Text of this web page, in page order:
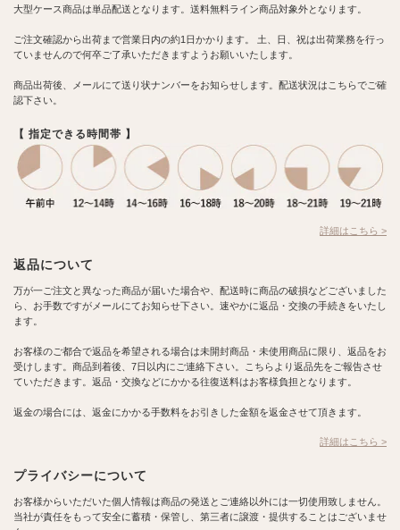
大型ケース商品は単品配送となります。送料無料ライン商品対象外となります。
ご注文確認から出荷まで営業日内の約1日かかります。 土、日、祝は出荷業務を行っ
ていませんので何卒ご了承いただきますようお願いいたします。
商品出荷後、メールにて送り状ナンバーをお知らせします。配送状況はこちらでご確
認下さい。
【 指定できる時間帯 】
詳細はこちら >
返品について
万が一ご注文と異なった商品が届いた場合や、配送時に商品の破損などございました
ら、お手数ですがメールにてお知らせ下さい。速やかに返品・交換の手続きをいたし
ます。
お客様のご都合で返品を希望される場合は未開封商品・未使用商品に限り、返品をお
受けします。商品到着後、7日以内にご連絡下さい。こちらより返品先をご報告させ
ていただきます。返品・交換などにかかる往復送料はお客様負担となります。
返金の場合には、返金にかかる手数料をお引きした金額を返金させて頂きます。
詳細はこちら >
プライバシーについて
お客様からいただいた個人情報は商品の発送とご連絡以外には一切使用致しません。
当社が責任をもって安全に蓄積・保管し、第三者に譲渡・提供することはございませ